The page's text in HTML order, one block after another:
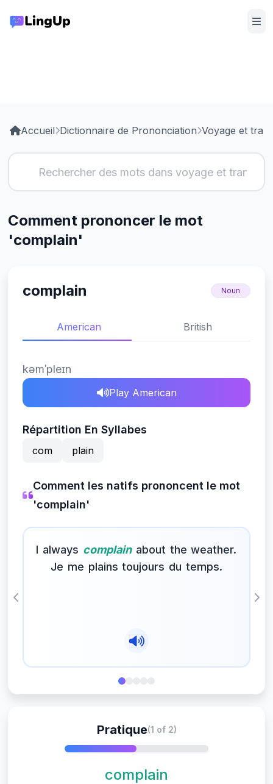
Accueil Dictionnaire de Prononciation Voyage et
Comment prononcer le mot
'complain'
complain Noun
American British
kəmˈpleɪn
Play American
Répartition En Syllabes
com plain
Comment les natifs prononcent le mot
'complain'
I always complainabout the weather.
Je me plains toujours du temps.
Previous
Pratique(1 of 2)
complain